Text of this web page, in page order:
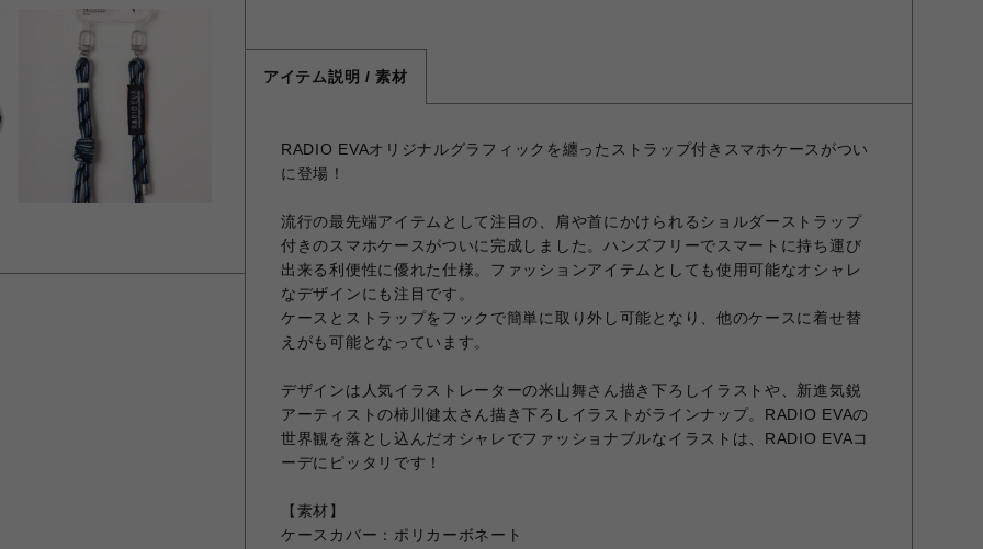
アイテム説明 / 素材
RADIO EVAオリジナルグラフィックを纏ったストラップ付きスマホケースがつい
に登場！
流行の最先端アイテムとして注目の、肩や首にかけられるショルダーストラップ
付きのスマホケースがついに完成しました。ハンズフリーでスマートに持ち運び
出来る利便性に優れた仕様。ファッションアイテムとしても使用可能なオシャレ
なデザインにも注目です。
ケースとストラップをフックで簡単に取り外し可能となり、他のケースに着せ替
えがも可能となっています。
デザインは人気イラストレーターの米山舞さん描き下ろしイラストや、新進気鋭
アーティストの柿川健太さん描き下ろしイラストがラインナップ。RADIO EVAの
世界観を落とし込んだオシャレでファッショナブルなイラストは、RADIO EVAコ
ーデにピッタリです！
【素材】
ケースカバー：ポリカーボネート